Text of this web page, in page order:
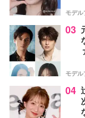
モデル
03
モデル
04